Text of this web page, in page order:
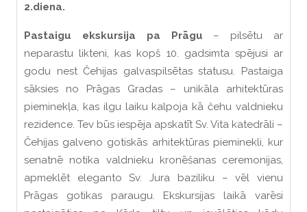
2.diena.
Pastaigu ekskursija pa Prāgu – pilsētu ar
neparastu likteni, kas kopš 10. gadsimta spējusi ar
godu nest Čehijas galvaspilsētas statusu. Pastaiga
sāksies no Prāgas Gradas – unikāla arhitektūras
pieminekļa, kas ilgu laiku kalpoja kā čehu valdnieku
rezidence. Tev būs iespēja apskatīt Sv. Vita katedrāli –
Čehijas galveno gotiskās arhitektūras pieminekli, kur
senatnē notika valdnieku kronēšanas ceremonijas,
apmeklēt eleganto Sv. Jura baziliku – vēl vienu
Prāgas gotikas paraugu. Ekskursijas laikā varēsi